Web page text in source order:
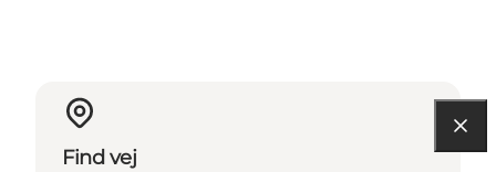
Find vej